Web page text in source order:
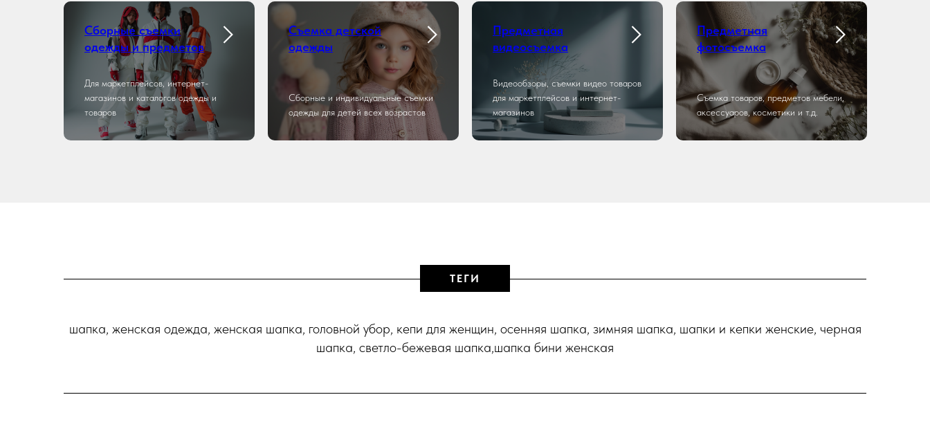
Сборные съемки
одежды и предметов
Для маркетплейсов, интернет-
магазинов и каталогов одежды и
товаров
Съемка детской
одежды
Сборные и индивидуальные съемки
одежды для детей всех возрастов
Предметная
видеосъемка
Видеообзоры, съемки видео товаров
для маркетплейсов и интернет-
магазинов
Предметная
фотосъемка
Съемка товаров, предметов мебели,
аксессуаров, косметики и т.д.
ТЕГИ
шапка, женская одежда, женская шапка, головной убор, кепи для женщин, осенняя шапка, зимняя шапка, шапки и кепки женские, черная
шапка, светло-бежевая шапка,шапка бини женская